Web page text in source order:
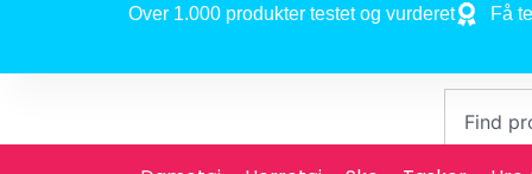
Over 1.000 produkter testet og vurderet Få